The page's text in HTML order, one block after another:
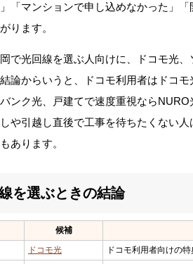
「マンションで申し込めなかった」
ります。
で光回線を選ぶ人向けに、ドコモ光
論からいうと、ドコモ利用者はドコ
ンク光、戸建てで速度重視なら
や引越し直後で工事を待ちたくない
あります。
を選ぶときの結論
候補
ドコモ光 ドコモ利用者向けの